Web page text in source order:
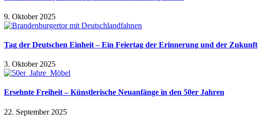
9. Oktober 2025
Tag der Deutschen Einheit – Ein Feiertag der Erinnerung und der Zukunft
3. Oktober 2025
Ersehnte Freiheit – Künstlerische Neuanfänge in den 50er Jahren
22. September 2025